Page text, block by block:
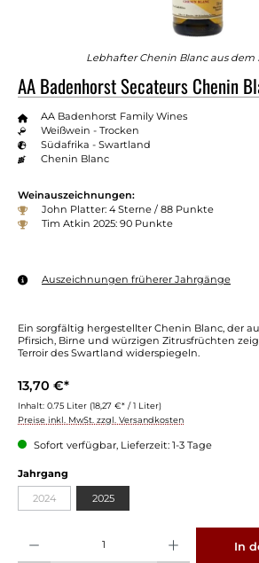
Lebhafter Chenin Blanc aus dem
AA Badenhorst Secateurs Chenin
AA Badenhorst Family Wines
Weißwein - Trocken
Südafrika - Swartland
Chenin Blanc
Weinauszeichnungen:
John Platter: 4 Sterne / 88 Punkte
Tim Atkin 2025: 90 Punkte
Auszeichnungen früherer Jahrgänge
Ein sorgfältig hergestellter Chenin Blanc, der
Pfirsich, Birne und würzigen Zitrusfrüchten
Terroir des Swartland widerspiegeln.
13,70 €*
Inhalt: 0.75 Liter (18,27 €* / 1 Liter)
Preise inkl. MwSt. zzgl. Versandkosten
Sofort verfügbar, Lieferzeit: 1-3 Tage
Jahrgang
2024 2025
In